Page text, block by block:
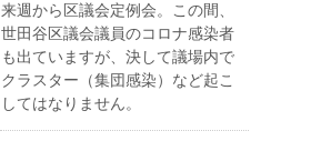
来週から区議会定例会。この間、
世田谷区議会議員のコロナ感染者
も出ていますが、決して議場内で
クラスター（集団感染）など起こ
してはなりません。